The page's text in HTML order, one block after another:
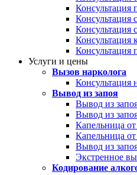
Консультация
Консультация
Консультация
Консультация
Консультация
Услуги и цены
Вызов нарколога
Консультация
Вывод из запоя
Вывод из
Вывод из
Капельница
Капельница от
Вывод из
Экстренное
Кодирование